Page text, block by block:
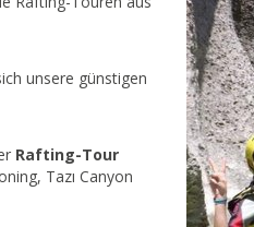
unsere günstigen
Rafting-Tour
Tazı Canyon